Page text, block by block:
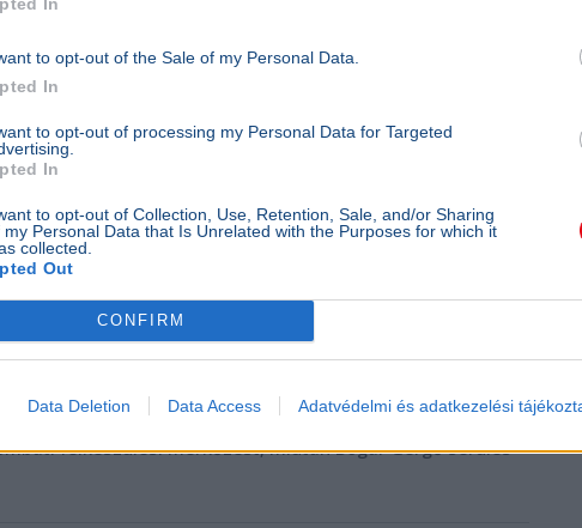
to opt-out of the Sale of my Personal Data.
In
to opt-out of processing my Personal Data for Targeted
In
to opt-out of Collection, Use, Retention, Sale, and/or Sharing
my Personal Data that Is Unrelated with the Purposes for which it
collected.
Out
CONFIRM
Data Deletion Data Access Adatvédelmi és adatkezelési
Balázs / Facebook
Madrid mérkőzést
felkészülési mérkőzést, miután Bogár Gergő sérülés